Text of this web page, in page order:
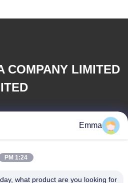
COMPANY LIMITED
Emma
1:24 PM
what product are you looking for?